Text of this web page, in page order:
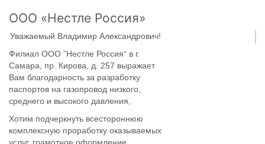
ООО «Нестле Россия»
Уважаемый Владимир Александрович!
Филиал ООО ”Нестле Россия“ в г.
Самара, пр. Кирова, д. 257 выражает
Вам благодарность за разработку
паспортов на газопровод низкого,
среднего и высокого давления,
Хотим подчеркнуть всестороннюю
комплексную проработку оказываемых